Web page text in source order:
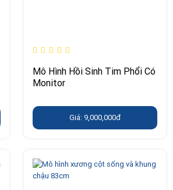
Mô Hình Hồi Sinh Tim Phổi Có
Monitor
Giá: 9,000,000đ